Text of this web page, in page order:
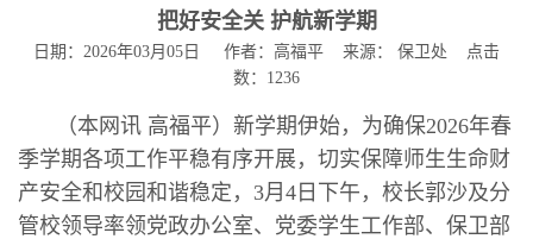
把好安全关 护航新学期
日期：2026年03月05日 作者：高福平 来源： 保卫处 点击
数： 1236
（本网讯 高福平）新学期伊始，为确保2026年春
季学期各项工作平稳有序开展，切实保障师生生命财
产安全和校园和谐稳定，3月4日下午，校长郭沙及分
管校领导率领党政办公室、党委学生工作部、保卫部